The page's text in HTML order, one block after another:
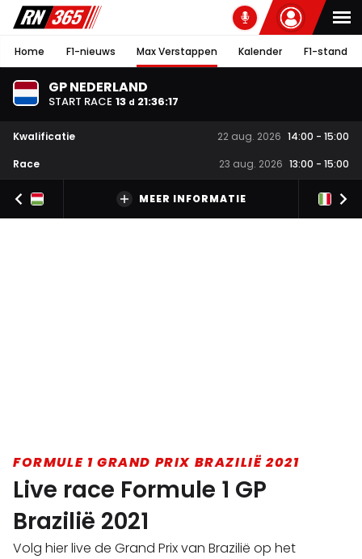
Home F1-nieuws Max Verstappen Kalender F1-stand
GP NEDERLAND
START RACE 13 d 21:36:16
Kwalificatie 22 aug. 2026 14:00 - 15:00
Race
23 aug. 2026 13:00 - 15:00
MEER INFORMATIE
FORMULE 1 GRAND PRIX BRAZILIË 2021
Live race Formule 1 GP
Brazilië 2021
Volg hier live de Grand Prix van Brazilië op het